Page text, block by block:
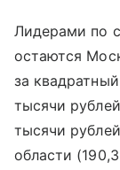
Лидерами по
остаются
за
тысячи
тысячи
области